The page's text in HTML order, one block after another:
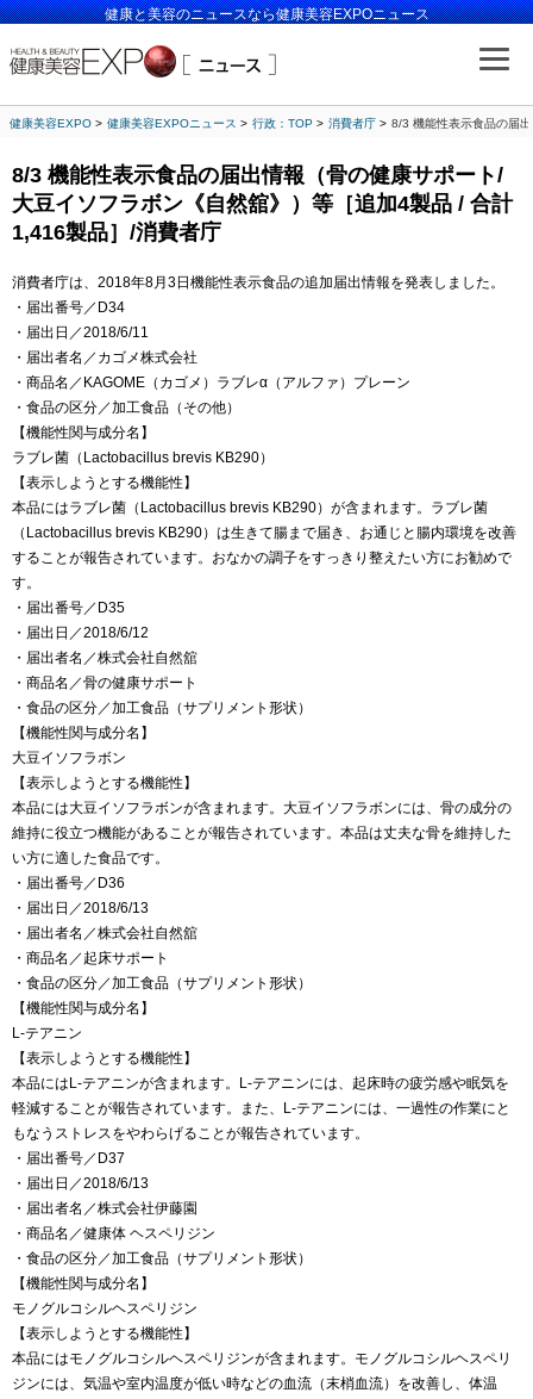
健康と美容のニュースなら健康美容EXPOニュース
健康美容EXPO 健康美容EXPOニュース 行政：TOP 消費者庁 8/3 機能性表示食品の届
8/3 機能性表示食品の届出情報（骨の健康サポート/
大豆イソフラボン《自然舘》）等［追加4製品 / 合計
1,416製品］/消費者庁
消費者庁は、2018年8月3日機能性表示食品の追加届出情報を発表しました。
・届出番号／D34
・届出日／2018/6/11
・届出者名／カゴメ株式会社
・商品名／KAGOME（カゴメ）ラブレα（アルファ）プレーン
・食品の区分／加工食品（その他）
【機能性関与成分名】
ラブレ菌（Lactobacillus brevis KB290）
【表示しようとする機能性】
本品にはラブレ菌（Lactobacillus brevis KB290）が含まれます。ラブレ菌
（Lactobacillus brevis KB290）は生きて腸まで届き、お通じと腸内環境を改善
することが報告されています。おなかの調子をすっきり整えたい方にお勧めで
す。
・届出番号／D35
・届出日／2018/6/12
・届出者名／株式会社自然舘
・商品名／骨の健康サポート
・食品の区分／加工食品（サプリメント形状）
【機能性関与成分名】
大豆イソフラボン
【表示しようとする機能性】
本品には大豆イソフラボンが含まれます。大豆イソフラボンには、骨の成分の
維持に役立つ機能があることが報告されています。本品は丈夫な骨を維持した
い方に適した食品です。
・届出番号／D36
・届出日／2018/6/13
・届出者名／株式会社自然舘
・商品名／起床サポート
・食品の区分／加工食品（サプリメント形状）
【機能性関与成分名】
L-テアニン
【表示しようとする機能性】
本品にはL-テアニンが含まれます。L-テアニンには、起床時の疲労感や眠気を
軽減することが報告されています。また、L-テアニンには、一過性の作業にと
もなうストレスをやわらげることが報告されています。
・届出番号／D37
・届出日／2018/6/13
・届出者名／株式会社伊藤園
・商品名／健康体 ヘスペリジン
・食品の区分／加工食品（サプリメント形状）
【機能性関与成分名】
モノグルコシルヘスペリジン
【表示しようとする機能性】
本品にはモノグルコシルヘスペリジンが含まれます。モノグルコシルヘスペリ
ジンには、気温や室内温度が低い時などの血流（末梢血流）を改善し、体温